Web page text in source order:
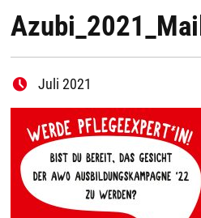
Juli 2021